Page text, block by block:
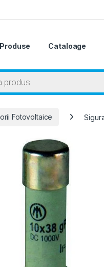
Produse Cataloage
Fotovoltaice